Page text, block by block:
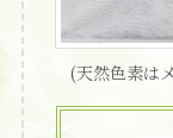
(天然色素は